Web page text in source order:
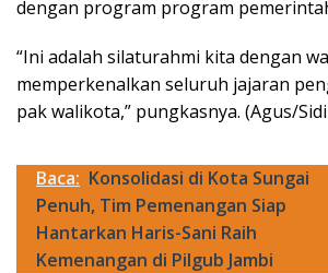
dengan program program
“Ini adalah silaturahmi kita dengan
memperkenalkan seluruh jajaran
pak walikota,” pungkasnya. (Agus/
Baca: Konsolidasi di Kota Sungai
Penuh, Tim Pemenangan Siap
Hantarkan Haris-Sani Raih
Kemenangan di Pilgub Jambi